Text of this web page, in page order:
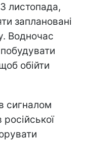
листопада,
заплановані
Водночас
обійти
сигналом